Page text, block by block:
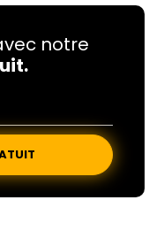
notre